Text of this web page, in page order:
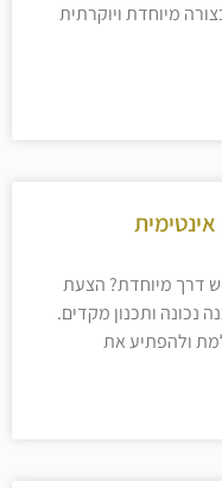
מיוחדת ויוקרתית
דרך מיוחדת? הצעת
נכונה ותכנון מקדים.
ולהפתיע את